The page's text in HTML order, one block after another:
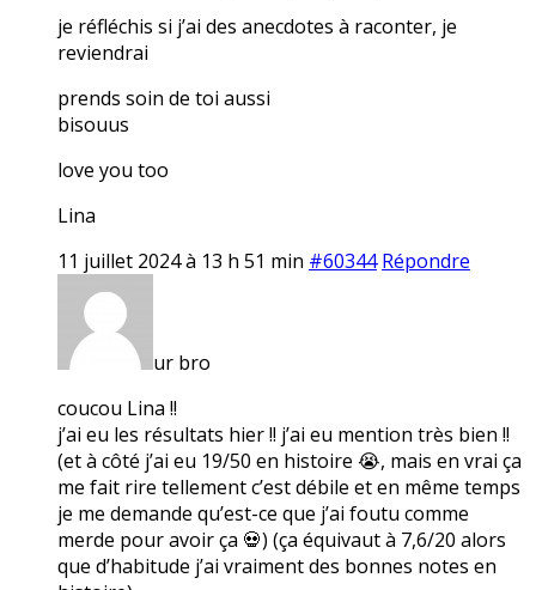
je réfléchis si j’ai des anecdotes à raconter, je
reviendrai
prends soin de toi aussi
bisouus
love you too
Lina
11 juillet 2024 à 13 h 51 min #60344 Répondre
ur bro
coucou Lina !!
j’ai eu les résultats hier !! j’ai eu mention très bien !!
(et à côté j’ai eu 19/50 en histoire 😭, mais en vrai ça
me fait rire tellement c’est débile et en même temps
je me demande qu’est-ce que j’ai foutu comme
merde pour avoir ça 💀) (ça équivaut à 7,6/20 alors
que d’habitude j’ai vraiment des bonnes notes en